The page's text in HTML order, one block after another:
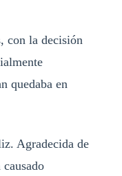
con la decisión
quedaba en
Agradecida de